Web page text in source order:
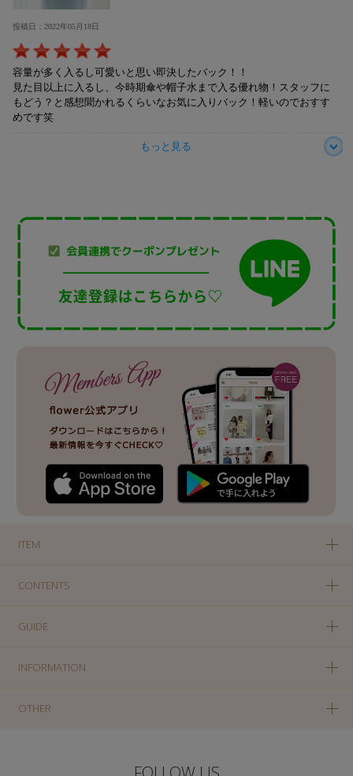
投稿日：2022年05月18日
容量が多く入るし可愛いと思い即決したバック！！
見た目以上に入るし、今時期傘や帽子水まで入る優れ物！スタッフに
もどう？と感想聞かれるくらいなお気に入りバック！軽いのでおすす
めです笑
もっと見る
ITEM
CONTENTS
GUIDE
INFORMATION
OTHER